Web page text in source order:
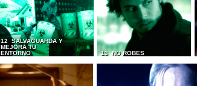
12 SALVAGUARDA Y
MEJORA TU
ENTORNO
13 NO ROBES